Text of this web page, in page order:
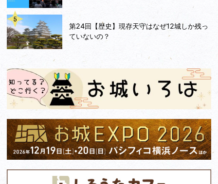
第24回【歴史】現存天守はなぜ12城しか残っ
ていないの？